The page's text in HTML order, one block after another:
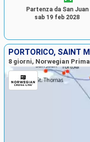
Partenza da San Juan
sab 19 feb 2028
8 giorni, Norwegian Prima